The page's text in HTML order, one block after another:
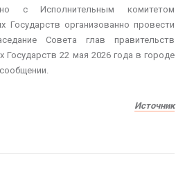
с Исполнительным комитетом
Государств организованно провести
Совета глав правительств
22 мая 2026 года в городе
Источник